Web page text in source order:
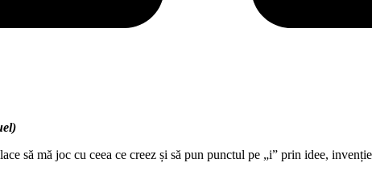
să mă joc cu ceea ce creez și să pun punctul pe „i” prin idee,